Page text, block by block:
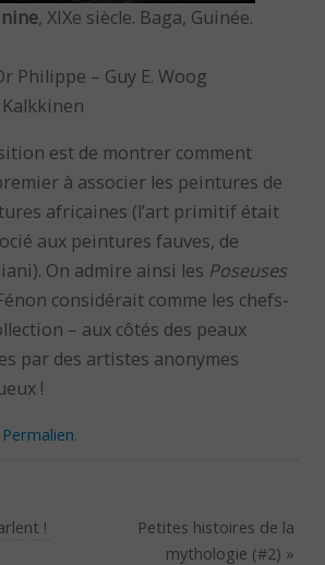
, XIXe siècle. Baga, Guinée.
Philippe – Guy E. Woog
est de montrer comment
à associer les peintures de
africaines (l’art primitif était
aux peintures fauves, de
On admire ainsi les Poseuses
considérait comme les chefs-
– aux côtés des peaux
par des artistes anonymes
!
Permalien
!
Petites histoires de la
mythologie (#2) »